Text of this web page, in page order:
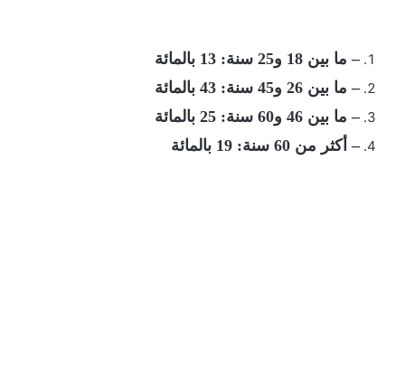
– ما بين 18 و25 سنة: 13 بالمائة
– ما بين 26 و45 سنة: 43 بالمائة
– ما بين 46 و60 سنة: 25 بالمائة
– أكثر من 60 سنة: 19 بالمائة